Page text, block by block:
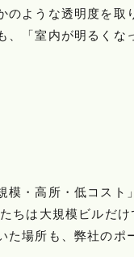
ような透明度を取
「室内が明るくな
・高所・低コスト
ちは大規模ビルだ
場所も、弊社のポ